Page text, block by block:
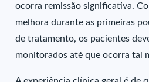
ocorra remissão significativa.
melhora durante as primeiras
de tratamento, os pacientes
monitorados até que ocorra tal